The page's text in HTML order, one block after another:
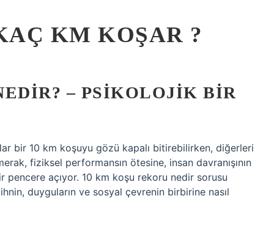
KM KOŞAR ?
– PSIKOLOJIK BIR
bir 10 km koşuyu gözü kapalı bitirebilirken, diğerleri
fiziksel performansın ötesine, insan davranışının
açıyor. 10 km koşu rekoru nedir sorusu
duyguların ve sosyal çevrenin birbirine nasıl